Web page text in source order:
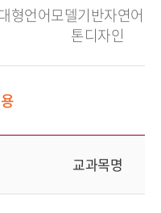
형언어모델기반자연어
톤디자인
교과목명